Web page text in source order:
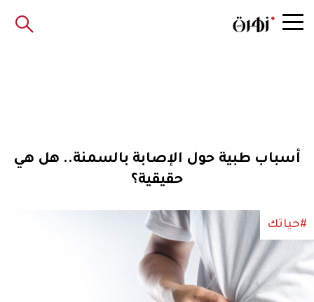
أسباب طبية حول الإصابة بالسمنة.. هل هي
حقيقية؟
#حياتك